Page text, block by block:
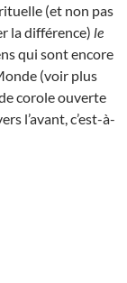
(et non pas
la différence) le
qui sont encore
(voir plus
corole ouverte
l’avant, c’est-à-